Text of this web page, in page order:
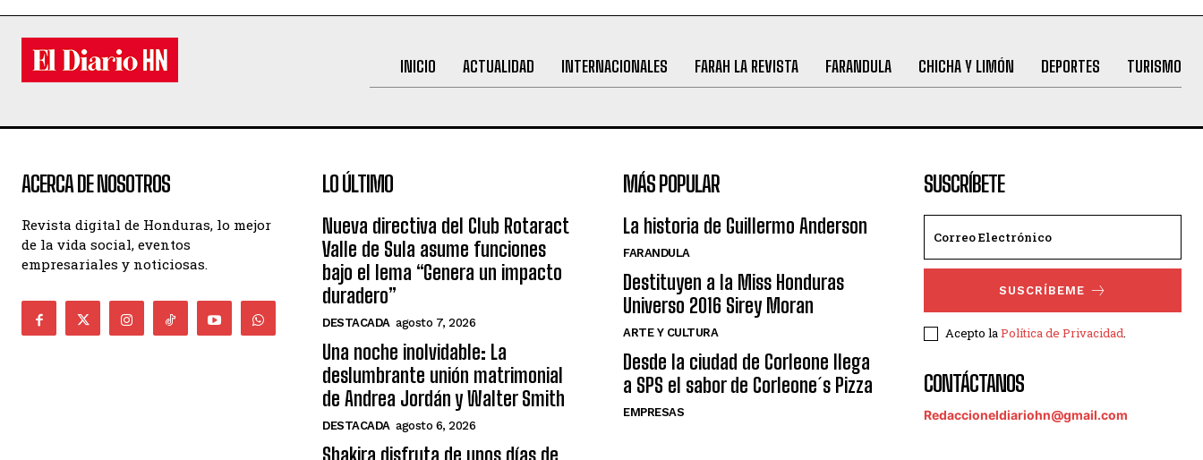
INICIO ACTUALIDAD INTERNACIONALES FARAH LA REVISTA FARANDULA CHICHA Y LIMÓN DEPORTES TURISMO
ACERCA DE NOSOTROS
Revista digital de Honduras, lo mejor
de la vida social, eventos
empresariales y noticiosas.
LO ÚLTIMO
Nueva directiva del Club Rotaract
Valle de Sula asume funciones
bajo el lema “Genera un impacto
duradero”
DESTACADA agosto 7, 2026
Una noche inolvidable: La
deslumbrante unión matrimonial
de Andrea Jordán y Walter Smith
DESTACADA agosto 6, 2026
MÁS POPULAR
La historia de Guillermo Anderson
FARANDULA
Destituyen a la Miss Honduras
Universo 2016 Sirey Moran
ARTE Y CULTURA
Desde la ciudad de Corleone llega
a SPS el sabor de Corleone´s Pizza
EMPRESAS
SUSCRÍBETE
SUSCRÍBEME
Acepto laPolítica de Privacidad.
CONTÁCTANOS
Redaccioneldiariohn@gmail.com